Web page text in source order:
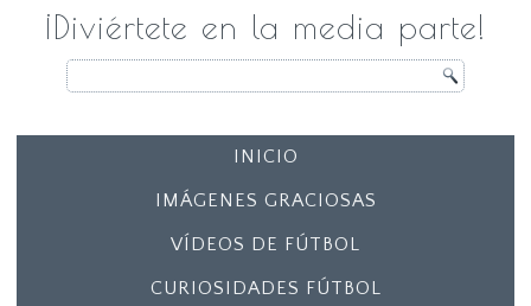
¡Diviértete en la media parte!
INICIO
IMÁGENES GRACIOSAS
VÍDEOS DE FÚTBOL
CURIOSIDADES FÚTBOL